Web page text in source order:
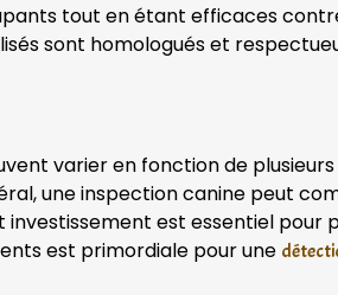
tout en étant efficaces
sont homologués et
varier en fonction de
une inspection canine peut
est essentiel
est primordiale pour une